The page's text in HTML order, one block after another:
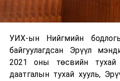
УИХ-ын Нийгмийн
байгуулагдсан Эрүүл
2021 оны төсвийн тухай
даатгалын тухай хууль,